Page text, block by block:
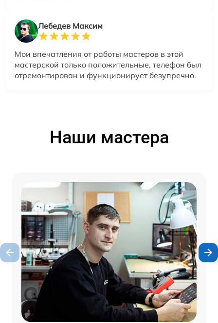
Лебедев Максим
Мои впечатления от работы мастеров в этой
мастерской только положительные, телефон был
отремонтирован и функционирует безупречно.
Наши мастера